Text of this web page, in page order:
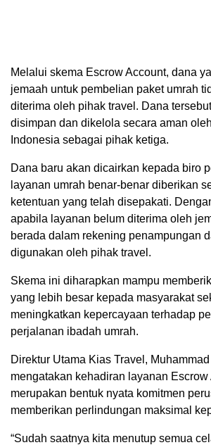
Melalui skema Escrow Account, dana
jemaah untuk pembelian paket umrah
diterima oleh pihak travel. Dana
disimpan dan dikelola secara aman
Indonesia sebagai pihak ketiga.
Dana baru akan dicairkan kepada biro
layanan umrah benar-benar diberikan
ketentuan yang telah disepakati.
apabila layanan belum diterima oleh
berada dalam rekening penampungan
digunakan oleh pihak travel.
Skema ini diharapkan mampu
yang lebih besar kepada masyarakat
meningkatkan kepercayaan terhadap
perjalanan ibadah umrah.
Direktur Utama Kias Travel,
mengatakan kehadiran layanan Escrow
merupakan bentuk nyata komitmen
memberikan perlindungan maksimal
“Sudah saatnya kita menutup semua